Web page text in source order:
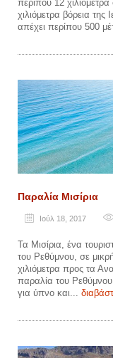
περίπου 12
χιλιόμετρα βόρεια
απέχει περίπου 500
Παραλία Μισίρια
Ιούλ 18, 2017
Τα Μισίρια, ένα
του Ρεθύμνου, σε
χιλιόμετρα προς τα
παραλία του Ρεθύμνου.
για ύπνο και...